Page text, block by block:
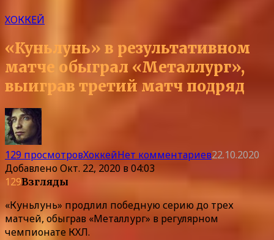
ХОККЕЙ
«Куньлунь» в результативном
матче обыграл «Металлург»,
выиграв третий матч подряд
129 просмотровХоккейНет комментариев22.10.2020
ДобавленоОкт. 22, 2020 в 04:03
129Взгляды
«Куньлунь» продлил победную серию до трех
матчей, обыграв «Металлург» в регулярном
чемпионате КХЛ.